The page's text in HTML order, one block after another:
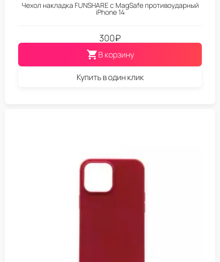
Чехол накладка FUNSHARE с MagSafe противоударный
iPhone 14
300₽
В корзину
Купить в один клик